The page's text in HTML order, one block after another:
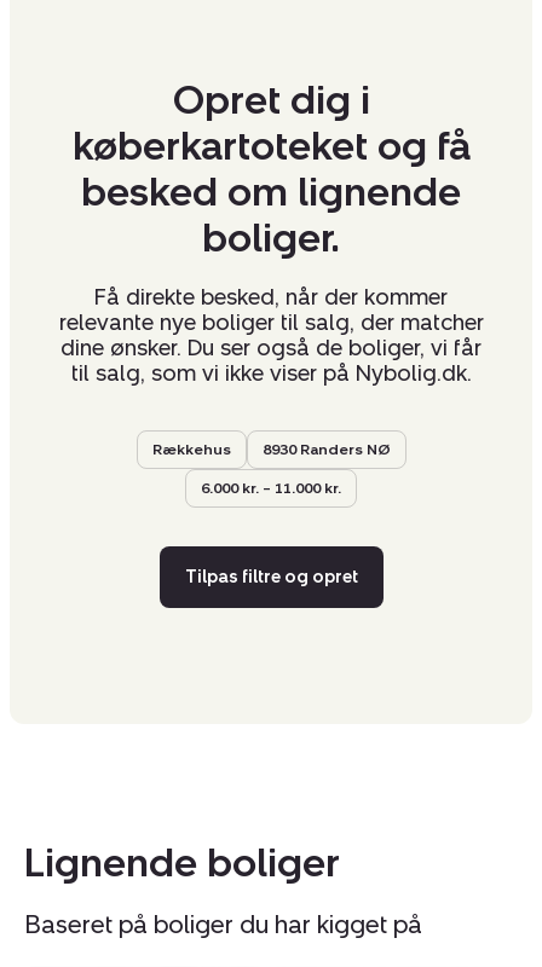
Opret dig i
køberkartoteket og få
besked om lignende
boliger.
Få direkte besked, når der kommer
relevante nye boliger til salg, der matcher
dine ønsker. Du ser også de boliger, vi får
til salg, som vi ikke viser på Nybolig.dk.
Rækkehus 8930 Randers NØ
6.000 kr. – 11.000 kr.
Tilpas filtre og opret
Lignende boliger
Baseret på boliger du har kigget på